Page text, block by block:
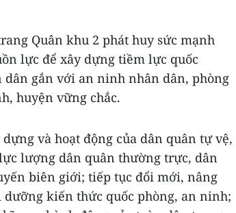
Quân khu 2 phát huy sức mạnh
lực để xây dựng tiềm lực quốc
dân gắn với an ninh nhân dân, phòng
huyện vững chắc.
và hoạt động của dân quân tự vệ,
lượng dân quân thường trực, dân
biên giới; tiếp tục đổi mới, nâng
dưỡng kiến thức quốc phòng, an ninh;